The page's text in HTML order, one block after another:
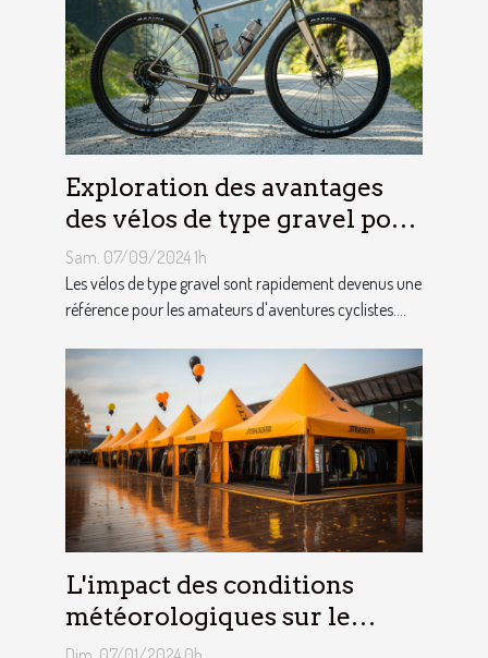
Exploration des avantages
des vélos de type gravel pour
les aventuriers
Sam. 07/09/2024 1h
Les vélos de type gravel sont rapidement devenus une
référence pour les amateurs d'aventures cyclistes....
L'impact des conditions
météorologiques sur le
choix des tentes publicitaires